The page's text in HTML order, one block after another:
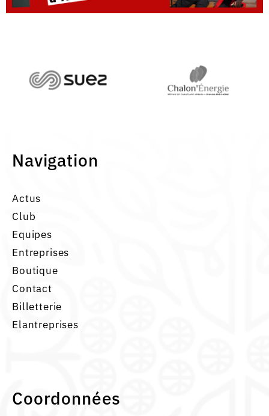
Navigation
Actus
Club
Equipes
Entreprises
Boutique
Contact
Billetterie
Elantreprises
Coordonnées